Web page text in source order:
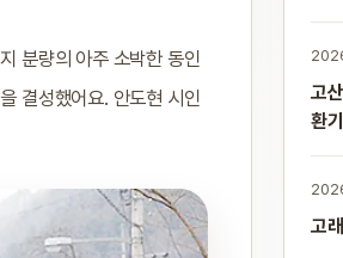
분량의 아주 소박한 동인
결성했어요. 안도현 시인
고
환
고